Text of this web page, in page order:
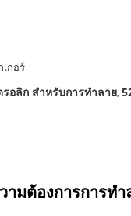
กอร์
อลิก สําหรับการทําลาย,
มต้องการการทํ